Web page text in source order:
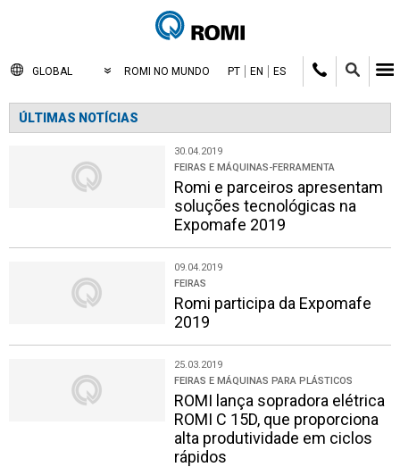
GLOBAL ROMI NO MUNDO PT EN ES
ÚLTIMAS NOTÍCIAS
30.04.2019
FEIRAS E MÁQUINAS-FERRAMENTA
Romi e parceiros apresentam
soluções tecnológicas na
Expomafe 2019
09.04.2019
FEIRAS
Romi participa da Expomafe
2019
25.03.2019
FEIRAS E MÁQUINAS PARA PLÁSTICOS
ROMI lança sopradora elétrica
ROMI C 15D, que proporciona
alta produtividade em ciclos
rápidos